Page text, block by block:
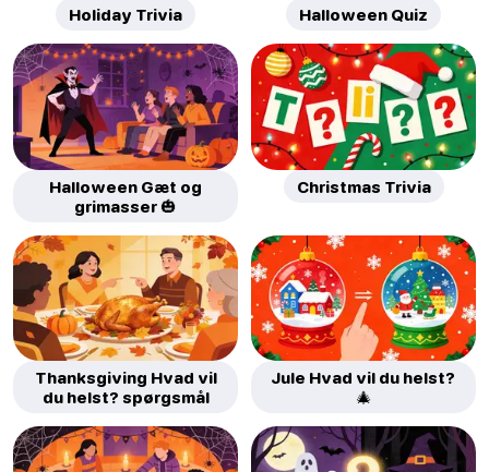
Holiday Trivia Halloween Quiz
Halloween Gæt og
grimasser 🎃
Christmas Trivia
Thanksgiving Hvad vil
du helst? spørgsmål
Jule Hvad vil du helst?
🎄